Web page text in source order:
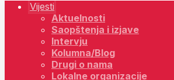
Vijesti
Aktuelnosti
Saopštenja i izjave
Intervju
Kolumna/Blog
Drugi o nama
Lokalne organizacije